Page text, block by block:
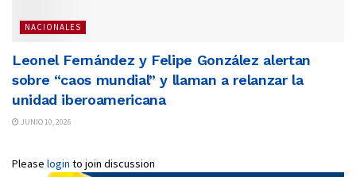
NACIONALES
Leonel Fernández y Felipe González alertan
sobre “caos mundial” y llaman a relanzar la
unidad iberoamericana
JUNIO 10, 2026
Please login to join discussion